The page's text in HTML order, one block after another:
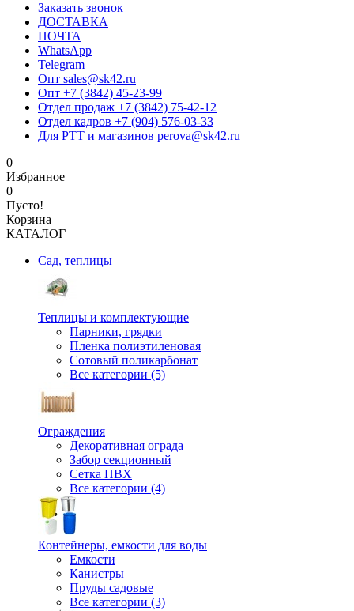
Заказать звонок
ДОСТАВКА
ПОЧТА
WhatsApp
Telegram
Опт sales@sk42.ru
Опт +7 (3842) 45-23-99
Отдел продаж +7 (3842) 75-42-12
Отдел кадров +7 (904) 576-03-33
Для РТТ и магазинов perova@sk42.ru
0
Избранное
0
Пусто!
Корзина
КАТАЛОГ
Сад, теплицы
Теплицы и комплектующие
Парники, грядки
Пленка полиэтиленовая
Сотовый поликарбонат
Все категории (5)
Ограждения
Декоративная ограда
Забор секционный
Сетка ПВХ
Все категории (4)
Контейнеры, емкости для воды
Емкости
Канистры
Пруды садовые
Все категории (3)